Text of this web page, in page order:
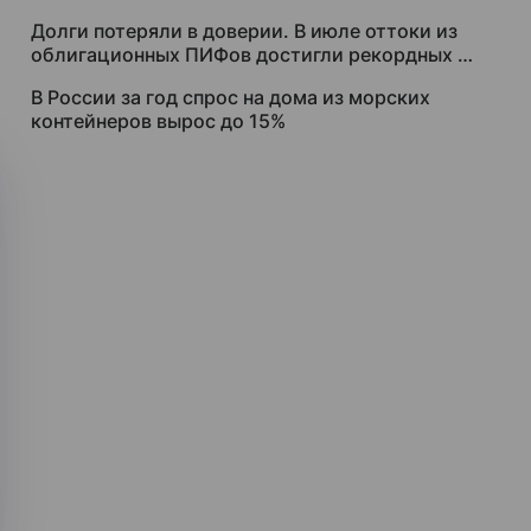
Долги потеряли в доверии. В июле оттоки из
облигационных ПИФов достигли рекордных 88
В России за год спрос на дома из морских
контейнеров вырос до 15%